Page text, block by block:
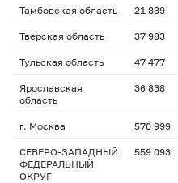
Тамбовская область 21 839
Тверская область 37 983
Тульская область 47 477
Ярославская
область
36 838
г. Москва 570 999
СЕВЕРО-ЗАПАДНЫЙ
ФЕДЕРАЛЬНЫЙ
ОКРУГ
559 093